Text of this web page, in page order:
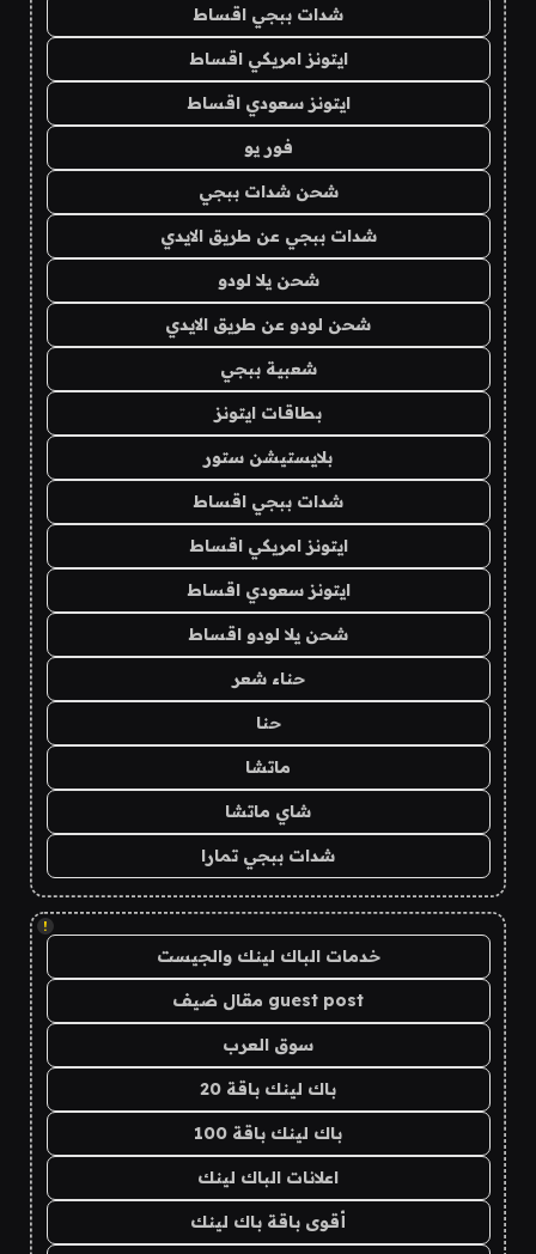
شدات ببجي اقساط
ايتونز امريكي اقساط
ايتونز سعودي اقساط
فور يو
شحن شدات ببجي
شدات ببجي عن طريق الايدي
شحن يلا لودو
شحن لودو عن طريق الايدي
شعبية ببجي
بطاقات ايتونز
بلايستيشن ستور
شدات ببجي اقساط
ايتونز امريكي اقساط
ايتونز سعودي اقساط
شحن يلا لودو اقساط
حناء شعر
حنا
ماتشا
شاي ماتشا
شدات ببجي تمارا
!
خدمات الباك لينك والجيست
guest post مقال ضيف
سوق العرب
باك لينك باقة 20
باك لينك باقة 100
اعلانات الباك لينك
أقوى باقة باك لينك